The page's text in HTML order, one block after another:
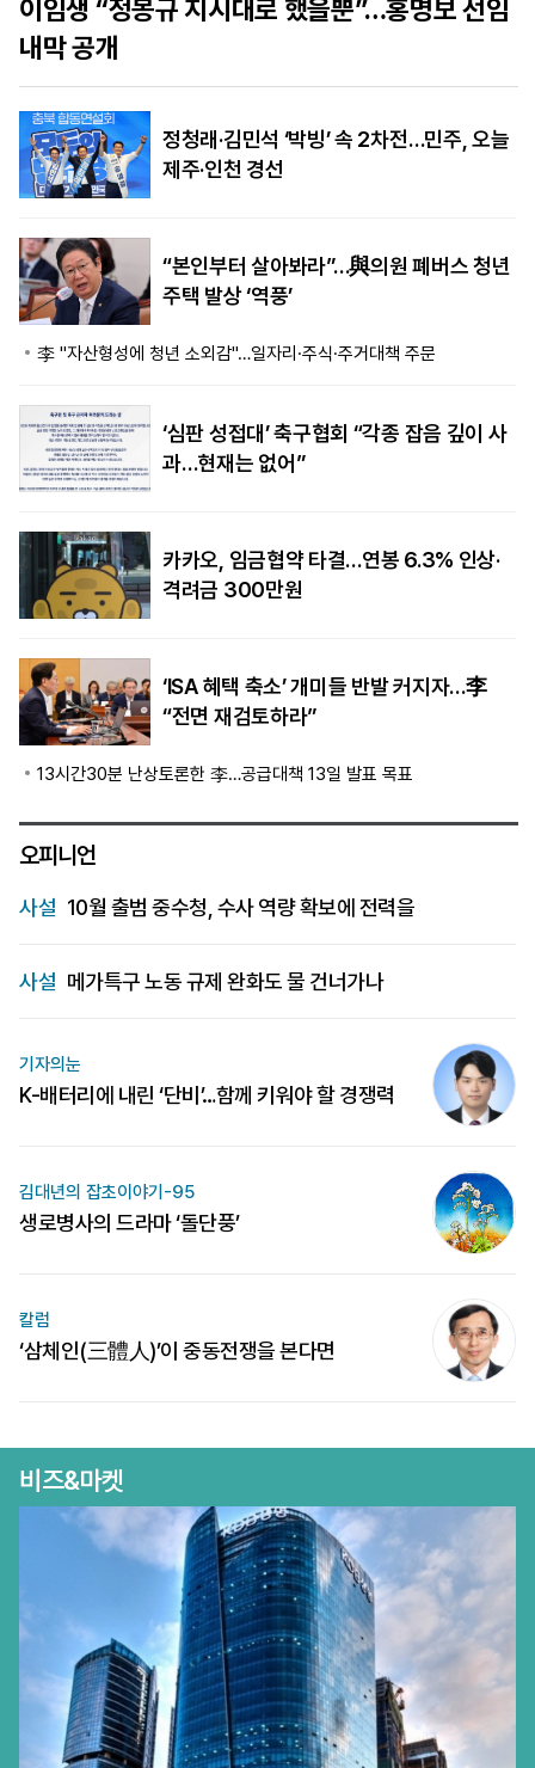
이임생 “정몽규 지시대로 했을뿐”…홍명보 선임
내막 공개
정청래·김민석 ‘박빙’ 속 2차전…민주, 오늘
제주·인천 경선
“본인부터 살아봐라”…與의원 폐버스 청년
주택 발상 ‘역풍’
李 "자산형성에 청년 소외감"…일자리·주식·주거대책 주문
‘심판 성접대’ 축구협회 “각종 잡음 깊이 사
과…현재는 없어”
카카오, 임금협약 타결…연봉 6.3% 인상·
격려금 300만원
‘ISA 혜택 축소’ 개미들 반발 커지자…李
“전면 재검토하라”
13시간30분 난상토론한 李…공급대책 13일 발표 목표
오피니언
사설 10월 출범 중수청, 수사 역량 확보에 전력을
사설 메가특구 노동 규제 완화도 물 건너가나
기자의눈
K-배터리에 내린 ‘단비’…함께 키워야 할 경쟁력
김대년의 잡초이야기-95
생로병사의 드라마 ‘돌단풍’
칼럼
‘삼체인(三體人)’이 중동전쟁을 본다면
비즈&마켓